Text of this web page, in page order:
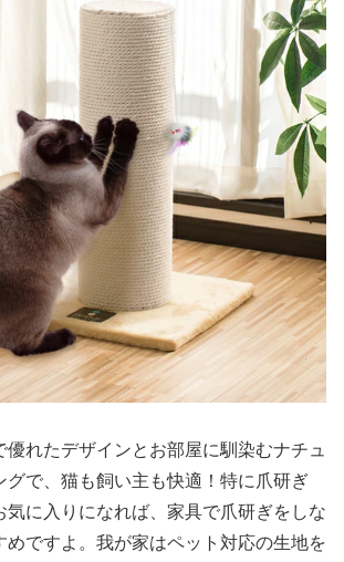
優れたデザインとお部屋に馴染むナチュ
グで、猫も飼い主も快適！特に爪研ぎ
気に入りになれば、家具で爪研ぎをしな
めですよ。我が家はペット対応の生地を